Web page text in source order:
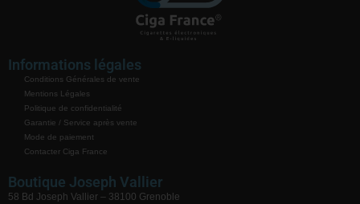
Informations légales
Conditions Générales de vente
Mentions Légales
Politique de confidentialité
Garantie / Service après vente
Mode de paiement
Contacter Ciga France
Boutique Joseph Vallier
58 Bd Joseph Vallier – 38100 Grenoble